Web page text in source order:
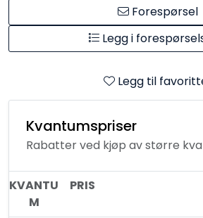
Forespørsel
Legg i
Legg til
Kvantumspriser
Rabatter ved kjøp av større
KVANTU
M
PRIS